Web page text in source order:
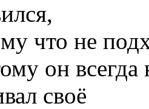
что не
он
своё